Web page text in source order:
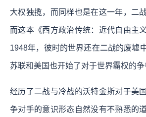
大权独揽，而同样也是在这一年，二
而这本《西方政治传统：近代自由主
1948年，彼时的世界还在二战的废墟
苏联和美国也开始了对于世界霸权的争
经历了二战与冷战的沃特金斯对于美
争对手的意识形态自然没有不熟悉的